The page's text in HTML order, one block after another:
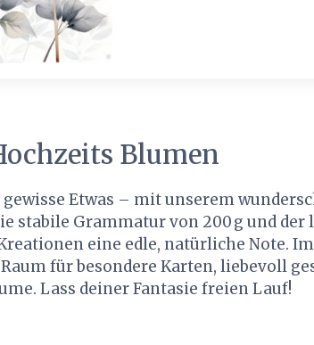
Blumen
Etwas – mit unserem
stabile Grammatur von 200 g und der
eine edle, natürliche Note.
für besondere Karten, liebevoll
Lass deiner Fantasie freien Lauf!